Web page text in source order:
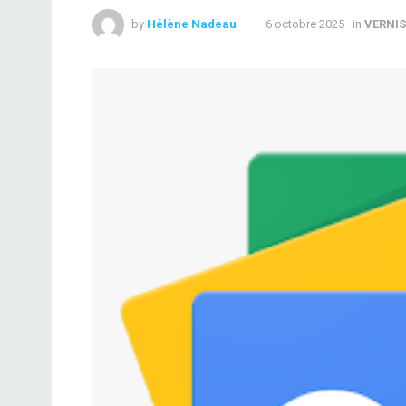
by Hélène Nadeau 6 octobre 2025 in VERNIS